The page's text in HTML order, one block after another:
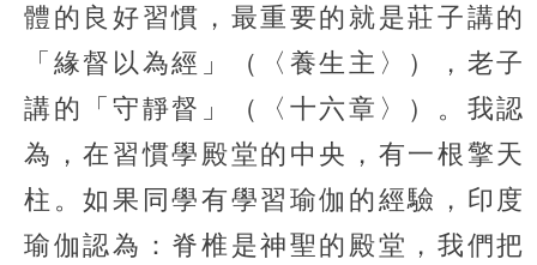
體的良好習慣，最重要的就是莊子講的
「緣督以為經」（〈養生主〉），老子
講的「守靜督」（〈十六章〉）。我認
為，在習慣學殿堂的中央，有一根擎天
柱。如果同學有學習瑜伽的經驗，印度
瑜伽認為：脊椎是神聖的殿堂，我們把